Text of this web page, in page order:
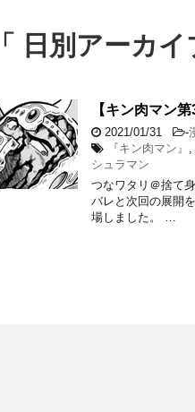
「 日別アーカ
【キン肉マン
2021/01/31 -
『キン肉マン』 ,
シュラマン
つなワタリ＠捨て
バレと次回の展開
場しました。 …